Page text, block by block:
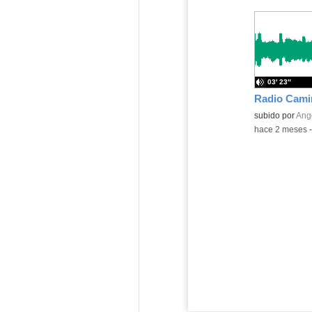
Contenido
subido por
03′ 23″
-hace 2 meses-